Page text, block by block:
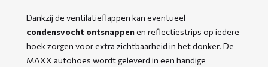
Dankzij de ventilatieflappen kan eventueel
condensvocht ontsnappenen reflectiestrips op iedere
hoek zorgen voor extra zichtbaarheid in het donker. De
MAXX autohoes wordt geleverd in een handige